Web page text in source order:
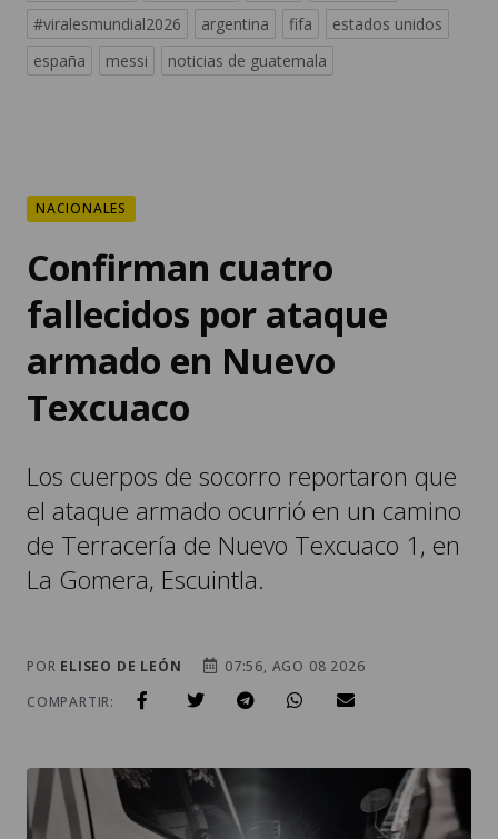
#viralesmundial2026
argentina fifa
estados unidos
españa
messi noticias de guatemala
NACIONALES
Confirman cuatro
fallecidos por ataque
armado en Nuevo
Texcuaco
Los cuerpos de socorro reportaron que
el ataque armado ocurrió en un camino
de Terracería de Nuevo Texcuaco 1, en
La Gomera, Escuintla.
POR ELISEO DE LEÓN
07:56, AGO 08 2026
COMPARTIR: